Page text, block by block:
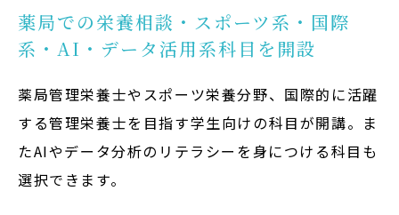
薬局での栄養相談・スポーツ系・国際
系・AI・データ活用系科目を開設
薬局管理栄養士やスポーツ栄養分野、国際的に活躍
する管理栄養士を目指す学生向けの科目が開講。ま
たAIやデータ分析のリテラシーを身につける科目も
選択できます。